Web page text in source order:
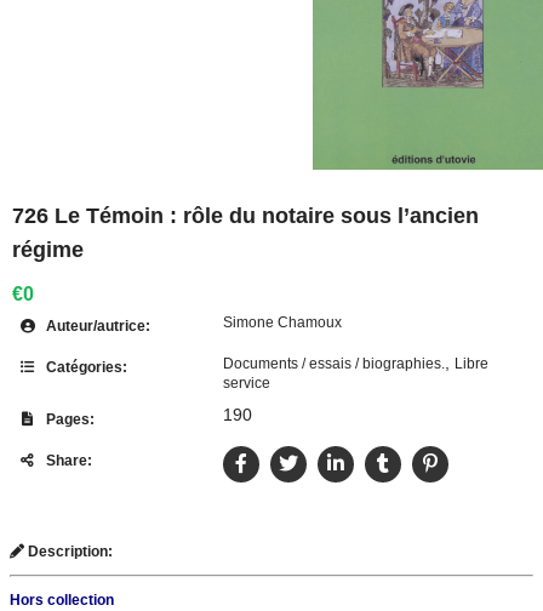
726 Le Témoin : rôle du notaire sous l’ancien
régime
€0
Auteur/autrice: Simone Chamoux
Catégories: Documents / essais / biographies.
Libre
service
Pages: 190
Share:
Description:
Hors collection